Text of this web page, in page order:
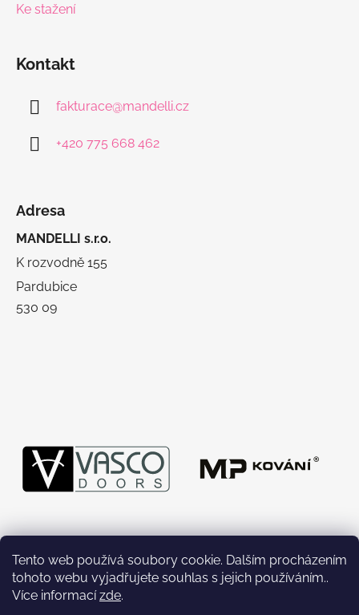
Tento web používá soubory cookie. Dalším procházením
tohoto webu vyjadřujete souhlas s jejich používáním..
Více informacízde.
Ke stažení
Kontakt
fakturace@mandelli.cz
+420 775 668 462
Adresa
MANDELLI s.r.o.
K rozvodně 155
Pardubice
530 09